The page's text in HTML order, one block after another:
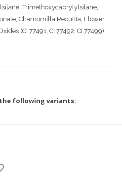
Trimethoxycaprylylsilane,
Chamomilla Recutita, Flower
(CI 77491, CI 77492, CI 77499),
following variants: